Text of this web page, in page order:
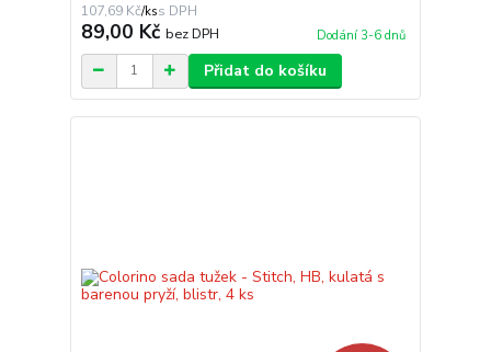
107,69 Kč/ks
89,00 Kč bez DPH Dodání 3-6 dnů
Přidat do košíku